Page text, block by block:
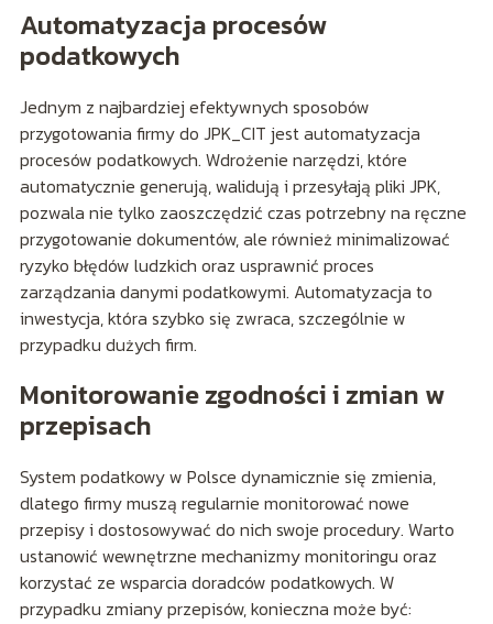
Automatyzacja procesów
podatkowych
Jednym z najbardziej efektywnych sposobów
przygotowania firmy do JPK_CIT jest automatyzacja
procesów podatkowych. Wdrożenie narzędzi, które
automatycznie generują, walidują i przesyłają pliki JPK,
pozwala nie tylko zaoszczędzić czas potrzebny na ręczne
przygotowanie dokumentów, ale również minimalizować
ryzyko błędów ludzkich oraz usprawnić proces
zarządzania danymi podatkowymi. Automatyzacja to
inwestycja, która szybko się zwraca, szczególnie w
przypadku dużych firm.
Monitorowanie zgodności i zmian w
przepisach
System podatkowy w Polsce dynamicznie się zmienia,
dlatego firmy muszą regularnie monitorować nowe
przepisy i dostosowywać do nich swoje procedury. Warto
ustanowić wewnętrzne mechanizmy monitoringu oraz
korzystać ze wsparcia doradców podatkowych. W
przypadku zmiany przepisów, konieczna może być: